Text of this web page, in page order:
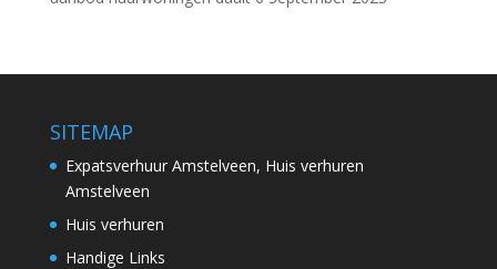
SITEMAP
Expatsverhuur Amstelveen, Huis verhuren
Amstelveen
Huis verhuren
Handige Links